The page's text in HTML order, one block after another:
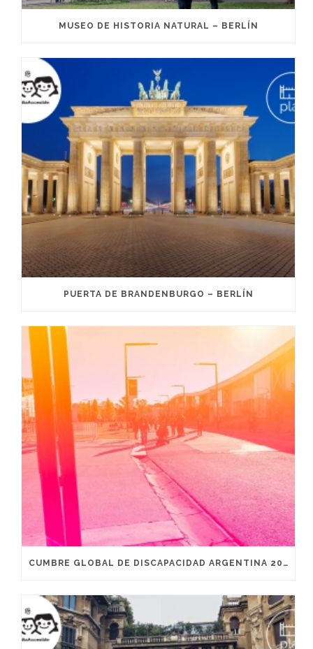
MUSEO DE HISTORIA NATURAL – BERLÍN
PUERTA DE BRANDENBURGO – BERLÍN
CUMBRE GLOBAL DE DISCAPACIDAD ARGENTINA 2019